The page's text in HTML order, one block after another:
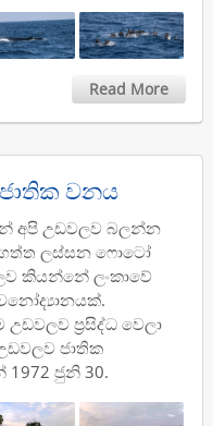
Read More
වනය
අපි උඩවලව බලන්න
ලස්සන ෆොටෝ
කියන්නේ ලංකාවේ
ප්‍රසිද්ධ වෙලා
ජාතික
ජුනි 30.